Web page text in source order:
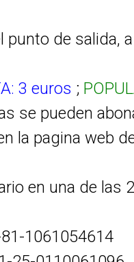
punto de salida,
3 euros ;
se pueden
la pagina web
en una de las
1061054614